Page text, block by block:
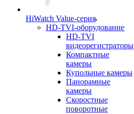
HiWatch Value-серия
HD-TVI-оборудование
HD-TVI
видеорегистраторы
Компактные
камеры
Купольные камеры
Панорамные
камеры
Скоростные
поворотные